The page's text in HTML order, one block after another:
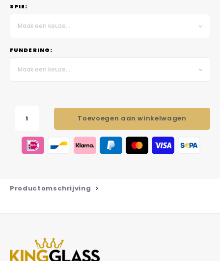
SPIE:
Maak een keuze...
FUNDERING:
Maak een keuze...
Toevoegen aan winkelwagen
Productomschrijving